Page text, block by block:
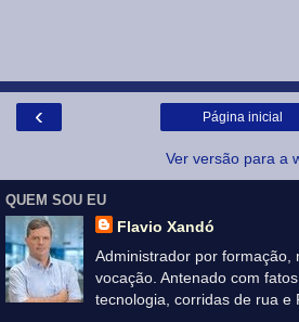
‹ Página inicial
Ver versão para a
QUEM SOU EU
Flavio Xandó
Administrador por formação,
vocação. Antenado com
tecnologia, corridas de rua e